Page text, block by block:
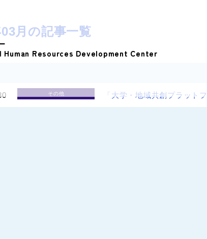
Resources Development Center
月の記事一覧
その他 「大学・地域共創プラット